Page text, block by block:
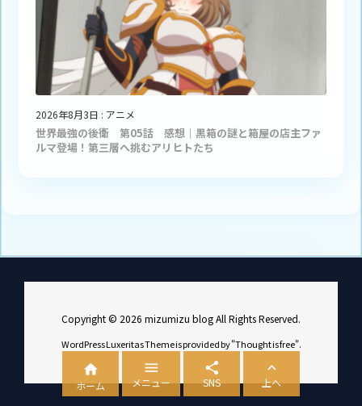
2026年8月3日 : アニメ
世界最強の後衛 第05話 感想｜黒箱の謎と箱屋の店主ファ
ルマ登場！第三層へ挑むアリヒトたち
Copyright © 2026 mizumizu blogAll Rights Reserved.
WordPress Luxeritas Theme is provided by "Thought is free".

ホーム

メニュー

SNS

上へ